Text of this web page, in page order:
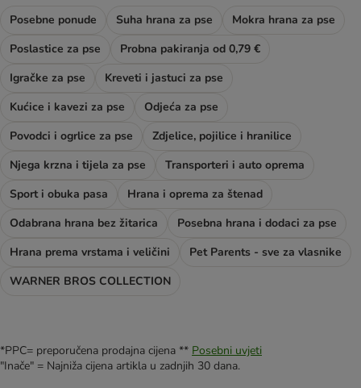
Posebne ponude Suha hrana za pse
Mokra hrana za pse
Poslastice za pse
Probna pakiranja od 0,79 €
Igračke za pse
Kreveti i jastuci za pse
Kućice i kavezi za pse
Odjeća za pse
Povodci i ogrlice za pse
Zdjelice, pojilice i hranilice
Njega krzna i tijela za pse
Transporteri i auto oprema
Sport i obuka pasa
Hrana i oprema za štenad
Odabrana hrana bez žitarica
Posebna hrana i dodaci za pse
Hrana prema vrstama i veličini
Pet Parents - sve za vlasnike
WARNER BROS COLLECTION
*PPC= preporučena prodajna cijena ** Posebni uvjeti
"Inače" = Najniža cijena artikla u zadnjih 30 dana.